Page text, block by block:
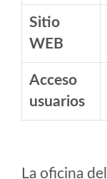
Sitio
WEB
Acceso
usuarios
La oficina del